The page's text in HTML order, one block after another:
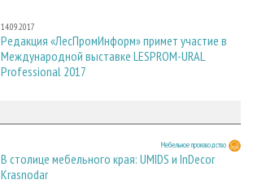
14.09.2017
Редакция «ЛесПромИнформ» примет участие в
Международной выставке LESPROM-URAL
Professional 2017
Мебельное производство
В столице мебельного края: UMIDS и InDecor
Krasnodar